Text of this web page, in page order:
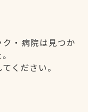
・病院は見つか
ください。